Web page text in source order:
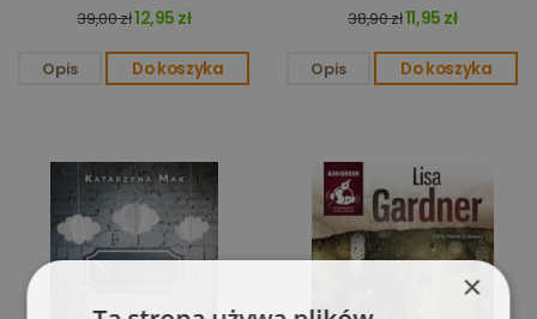
39,00 zł12,95 zł
Opis Do koszyka
38,90 zł11,95 zł
Opis Do koszyka
×